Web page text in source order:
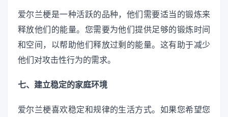
爱尔兰梗是一种活跃的品种，他们需要适当的锻炼来
释放他们的能量。您需要为他们提供足够的锻炼时间
和空间，以帮助他们释放过剩的能量。这有助于减少
他们对攻击性行为的需求。
七、建立稳定的家庭环境
爱尔兰梗喜欢稳定和规律的生活方式。如果您希望您